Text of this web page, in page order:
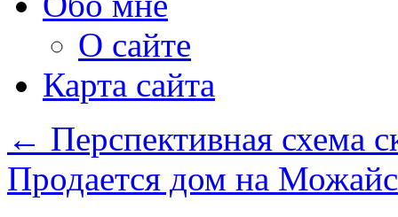
О сайте
Карта сайта
← Перспективная схема
Продается дом на